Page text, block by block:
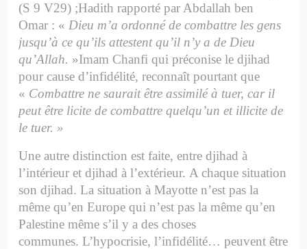
(S 9 V29) ;Hadith rapporté par Abdallah ben
Omar : « Dieu m’a ordonné de combattre les gens
jusqu’à ce qu’ils attestent qu’il n’y a de Dieu
qu’Allah. »Imam Chanfi qui préconise le djihad
pour cause d’infidélité, reconnaît pourtant que
« Combattre ne saurait être assimilé à tuer, car il
peut être licite de combattre quelqu’un et illicite de
le tuer. »
Une autre distinction est faite, entre djihad à
l’intérieur et djihad à l’extérieur. A chaque situation
son djihad. La situation à Mayotte n’est pas la
même qu’en Europe qui n’est pas la même qu’en
Palestine même s’il y a des choses
communes. L’hypocrisie, l’infidélité… peuvent être